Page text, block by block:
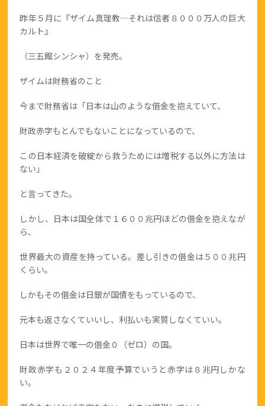
昨年５月に『ザイム真理教―それは信者８０００万人の巨大
カルト』
（三五館シンシャ）を発売。
ザイムは財務省のこと
今まで財務省は「日本は山のような借金を抱えていて、
財政赤字もとんでもないことになっているので、
この日本経済を破綻から救うためには増税する以外に方法は
ない」
と言ってきた。
しかし、日本は国全体で１６００兆円ほどの借金を抱えなが
ら、
世界最大の資産を持っている。差し引きの借金は５００兆円
くらい。
しかもその借金は日銀が国債をもっているので、
元本も返さなくていいし、利払いも実質しなくていい。
日本は世界で唯一の借金０（ゼロ）の国。
財政赤字も２０２４年度予算でいうと赤字は８兆円しかな
い。